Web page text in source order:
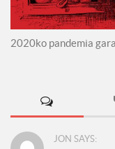
2020ko pandemia
JON SAYS: